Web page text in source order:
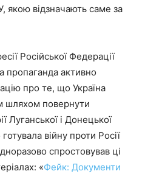
якою відзначають саме за
Російської Федерації
пропаганда активно
про те, що Україна
шляхом повернути
Луганської і Донецької
війну проти Росії
спростовував ці
«Фейк: Документи